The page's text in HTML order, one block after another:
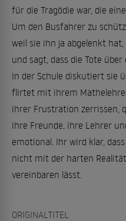
für die Tragödie war, die
Um den Busfahrer zu
weil sie ihn ja abgelenkt
und sagt, dass die Tote
In der Schule diskutiert sie
flirtet mit ihrem
ihrer Frustration zerrissen,
ihre Freunde, ihre Lehrer
emotional. Ihr wird klar,
nicht mit der harten
vereinbaren lässt.
ORIGINALTITEL